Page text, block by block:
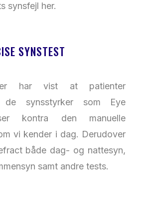
synsfejl her.
SYNSTEST
har vist at patienter
de synsstyrker som Eye
kontra den manuelle
vi kender i dag. Derudover
både dag- og nattesyn,
samt andre tests.